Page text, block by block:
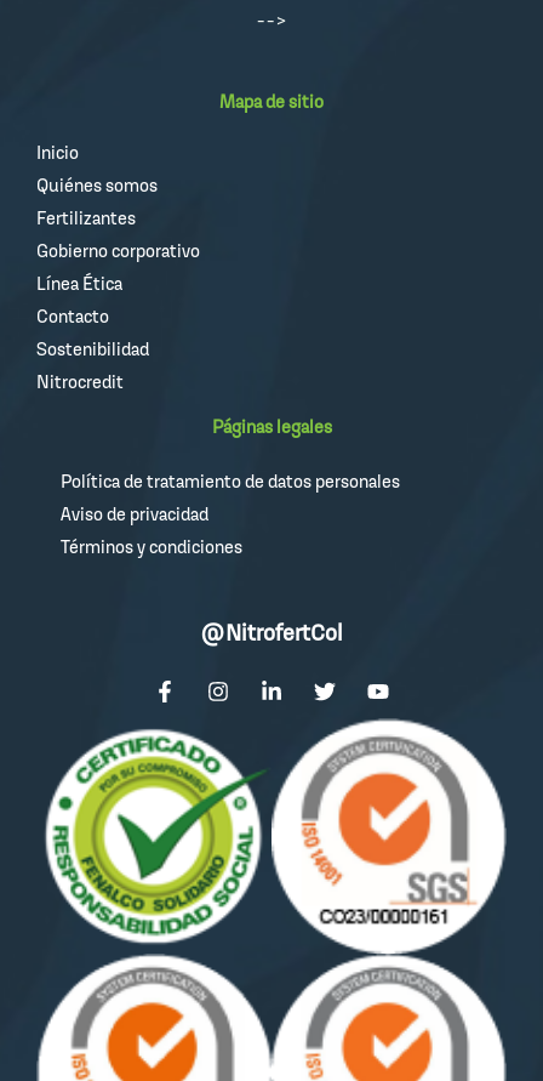
-->
Mapa de sitio
Inicio
Quiénes somos
Fertilizantes
Gobierno corporativo
Línea Ética
Contacto
Sostenibilidad
Nitrocredit
Páginas legales
Política de tratamiento de datos personales
Aviso de privacidad
Términos y condiciones
@NitrofertCol